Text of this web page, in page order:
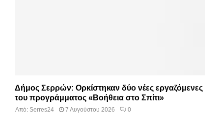
Δήμος Σερρών: Ορκίστηκαν δύο νέες εργαζόμενες
του προγράμματος «Βοήθεια στο Σπίτι»
Από: Serres24 7 Αυγούστου 2026 0